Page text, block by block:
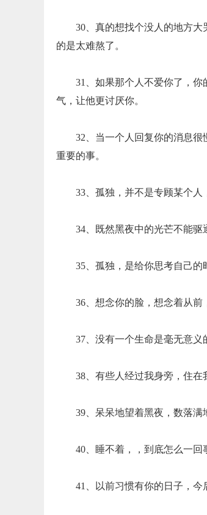
30、真的想找个没人的地方
的是太难熬了。
31、如果那个人不爱你了，
气，让他更讨厌你。
32、当一个人回复你的消息
重要的事。
33、孤独，并不是专顾某个人
34、既然黑夜中的光芒不能驱
35、孤独，是给你思考自己的
36、想念你的脸，想念着从前
37、没有一个生命是毫无意义
38、有些人经过我身旁，住在
39、呆呆地望着黑夜，数落满
40、睡不着，，到底怎么一回
41、以前习惯有你的日子，今